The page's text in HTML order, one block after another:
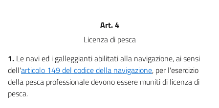
Art. 4
Licenza di pesca
1. Le navi ed i galleggianti abilitati alla navigazione, ai sensi
dell'articolo 149 del codice della navigazione, per l'esercizio
della pesca professionale devono essere muniti di licenza di
pesca.